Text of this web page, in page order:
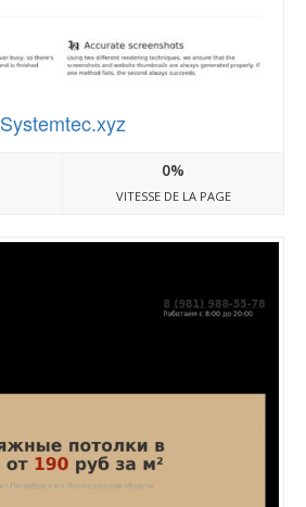
Systemtec.xyz
0%
VITESSE DE LA PAGE